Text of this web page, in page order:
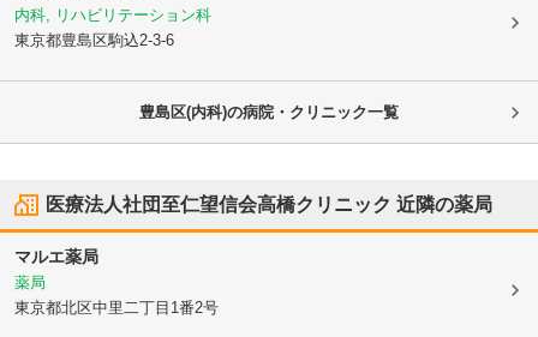
内科, リハビリテーション科
東京都豊島区駒込2-3-6
豊島区(内科)の病院・クリニック一覧
医療法人社団至仁望信会高橋クリニック 近隣の薬局
マルエ薬局
薬局
東京都北区中里二丁目1番2号